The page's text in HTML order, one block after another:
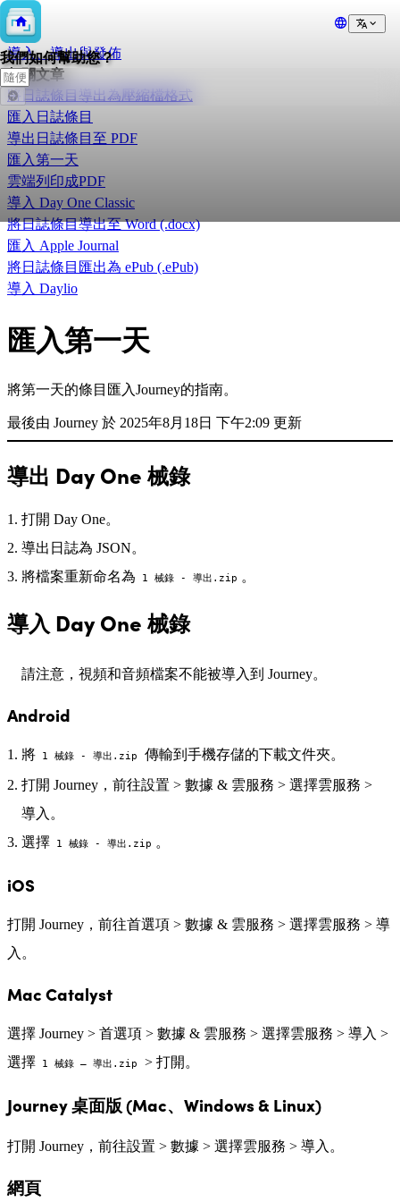
我們如何幫助您？
📥
導入、導出與發佈
相關文章
將日誌條目導出為壓縮檔格式
匯入日誌條目
導出日誌條目至 PDF
匯入第一天
雲端列印成PDF
導入 Day One Classic
將日誌條目導出至 Word (.docx)
匯入 Apple Journal
將日誌條目匯出為 ePub (.ePub)
導入 Daylio
匯入第一天
將第一天的條目匯入Journey的指南。
最後由 Journey 於 2025年8月18日 下午2:09 更新
導出 Day One 械錄
打開 Day One。
導出日誌為 JSON。
將檔案重新命名為
1 械錄 - 導出.zip 。
導入 Day One 械錄
請注意，視頻和音頻檔案不能被導入到 Journey。
Android
將 1 械錄 - 導出.zip
傳輸到手機存儲的下載文件夾。
打開 Journey，前往設置 > 數據 & 雲服務 > 選擇雲服務 >
導入。
選擇
1 械錄 - 導出.zip 。
iOS
打開 Journey，前往首選項 > 數據 & 雲服務 > 選擇雲服務 > 導
入。
Mac Catalyst
選擇 Journey > 首選項 > 數據 & 雲服務 > 選擇雲服務 > 導入 >
選擇
1 械錄 – 導出.zip > 打開。
Journey 桌面版 (Mac、Windows & Linux)
打開 Journey，前往設置 > 數據 > 選擇雲服務 > 導入。
網頁